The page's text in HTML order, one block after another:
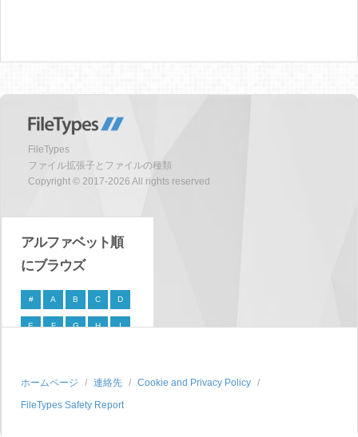
FileTypes
ファイル拡張子とファイルの種類
Copyright © 2017-2026 All rights reserved
アルファベット順
にブラウズ
# A B C D
E F G H I
P Q R S
T U V W X
ホームページ 連絡先
Cookie and Privacy Policy
FileTypes Safety Report